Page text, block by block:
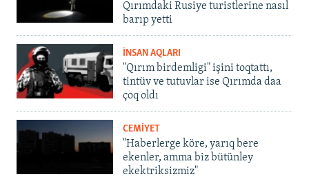
Qırımdaki Rusiye turistlerine nasıl
barıp yetti
İNSAN AQLARI
"Qırım birdemligi" işini toqtattı,
tintüv ve tutuvlar ise Qırımda daa
çoq oldı
CEMİYET
"Haberlerge köre, yarıq bere
ekenler, amma biz bütünley
ekektriksizmiz"